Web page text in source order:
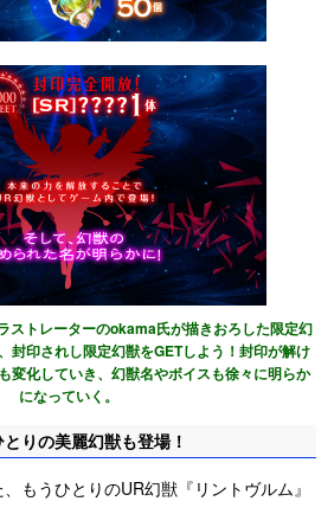
ストレーターのokama氏が描きおろした限定幻
封印されし限定幻獣をGETしよう！封印が解け
変化していき、幻獣名やボイスも徐々に明らか
になっていく。
りの美麗幻獣も登場！
もうひとりのUR幻獣『リントヴルム』